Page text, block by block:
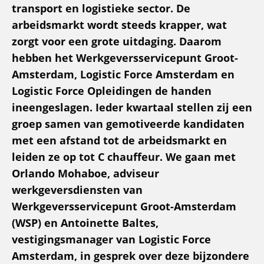
transport en logistieke sector. De
arbeidsmarkt wordt steeds krapper, wat
zorgt voor een grote uitdaging. Daarom
hebben het Werkgeversservicepunt Groot-
Amsterdam, Logistic Force Amsterdam en
Logistic Force Opleidingen de handen
ineengeslagen. Ieder kwartaal stellen zij een
groep samen van gemotiveerde kandidaten
met een afstand tot de arbeidsmarkt en
leiden ze op tot C chauffeur. We gaan met
Orlando Mohaboe, adviseur
werkgeversdiensten van
Werkgeversservicepunt Groot-Amsterdam
(WSP) en Antoinette Baltes,
vestigingsmanager van Logistic Force
Amsterdam, in gesprek over deze bijzondere